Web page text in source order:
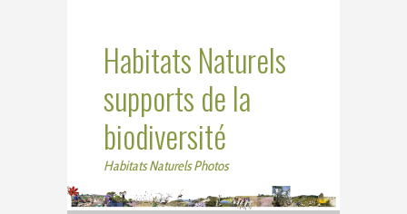
Habitats Naturels
supports de la
biodiversité
Habitats Naturels Photos